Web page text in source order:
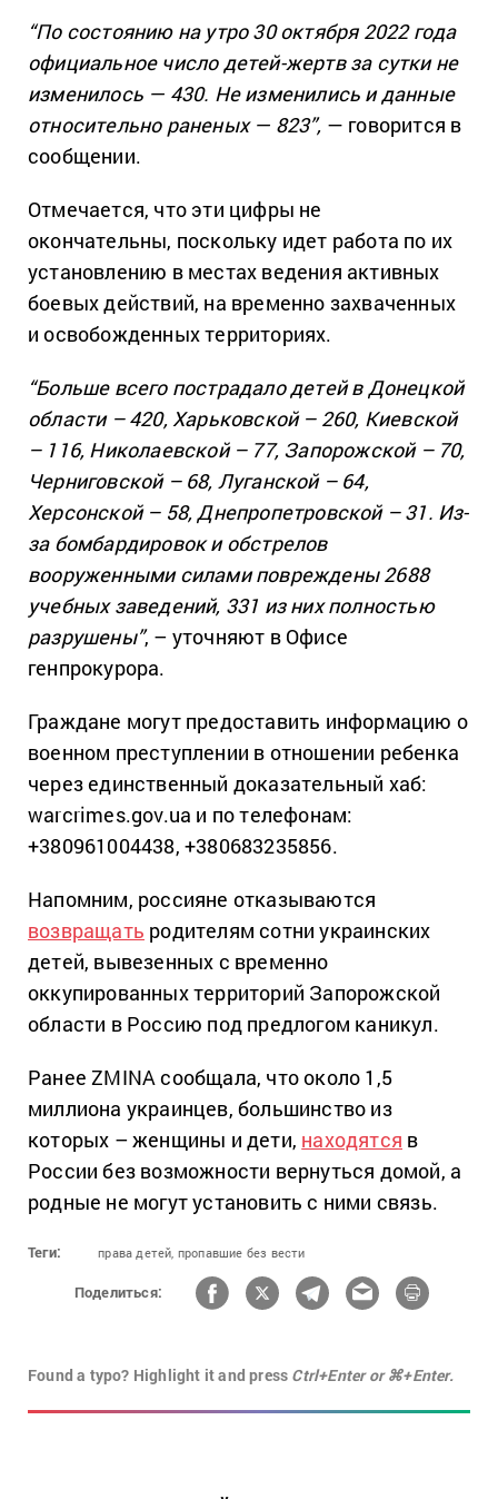
“По состоянию на утро 30 октября 2022 года
официальное число детей-жертв за сутки не
изменилось — 430. Не изменились и данные
относительно раненых — 823”, — говорится в
сообщении.
Отмечается, что эти цифры не
окончательны, поскольку идет работа по их
установлению в местах ведения активных
боевых действий, на временно захваченных
и освобожденных территориях.
“Больше всего пострадало детей в Донецкой
области – 420, Харьковской – 260, Киевской
– 116, Николаевской – 77, Запорожской – 70,
Черниговской – 68, Луганской – 64,
Херсонской – 58, Днепропетровской – 31. Из-
за бомбардировок и обстрелов
вооруженными силами повреждены 2688
учебных заведений, 331 из них полностью
разрушены”, – уточняют в Офисе
генпрокурора.
Граждане могут предоставить информацию о
военном преступлении в отношении ребенка
через единственный доказательный хаб:
warcrimes.gov.ua и по телефонам:
+380961004438, +380683235856.
Напомним, россияне отказываются
возвращать родителям сотни украинских
детей, вывезенных с временно
оккупированных территорий Запорожской
области в Россию под предлогом каникул.
Ранее ZMINA сообщала, что около 1,5
миллиона украинцев, большинство из
которых – женщины и дети, находятся в
России без возможности вернуться домой, а
родные не могут установить с ними связь.
Теги: права детей, пропавшие без вести
Поделиться:
Found a typo? Highlight it and press Ctrl+Enter or ⌘+Enter.